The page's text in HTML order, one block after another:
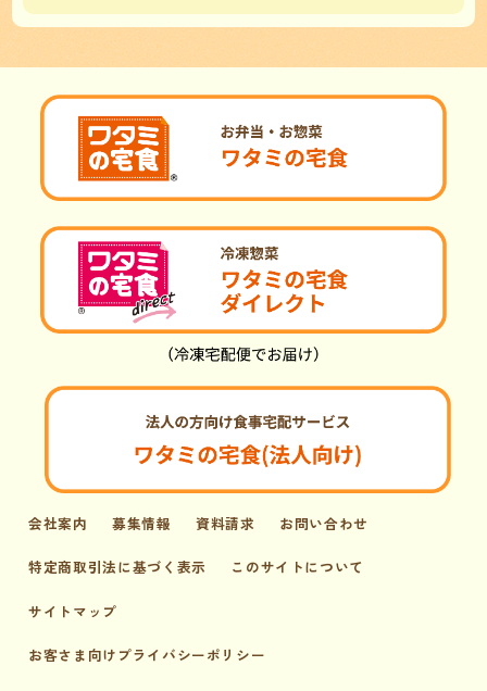
会社案内 募集情報 資料請求 お問い合わせ
特定商取引法に基づく表示 このサイトについて
サイトマップ
お客さま向けプライバシーポリシー